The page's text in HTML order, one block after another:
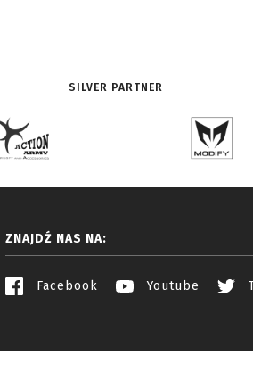
SILVER PARTNER
ZNAJDŹ NAS NA:
Facebook Youtube